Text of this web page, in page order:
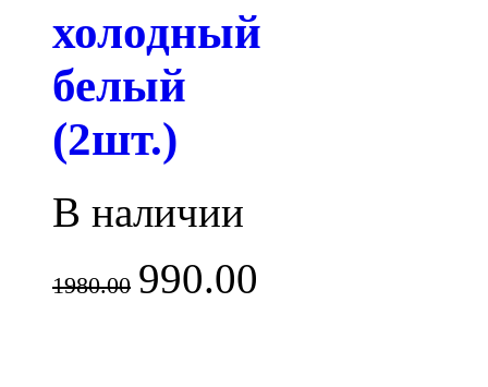
холодный
белый
(2шт.)
В наличии
1980.00 990.00